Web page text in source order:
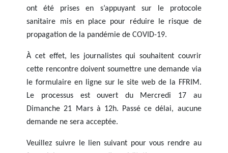
ont été prises en s’appuyant sur le protocole
sanitaire mis en place pour réduire le risque de
propagation de la pandémie de COVID-19.
À cet effet, les journalistes qui souhaitent couvrir
cette rencontre doivent soumettre une demande via
le formulaire en ligne sur le site web de la FFRIM.
Le processus est ouvert du Mercredi 17 au
Dimanche 21 Mars à 12h. Passé ce délai, aucune
demande ne sera acceptée.
Veuillez suivre le lien suivant pour vous rendre au